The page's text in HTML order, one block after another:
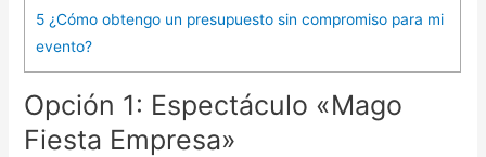
5 ¿Cómo obtengo un presupuesto sin compromiso para mi
evento?
Opción 1: Espectáculo «Mago
Fiesta Empresa»